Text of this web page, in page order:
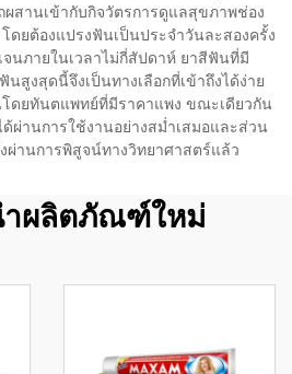
สานเข้ากับกิจวัตรการดูแลสุขภาพช่อง
ดยต้องแปรงฟันเป็นประจำวันละสองครั้ง
นภายในเวลาไม่กี่สัปดาห์ ยาสีฟันที่มี
สูงสุดนี้จึงเป็นทางเลือกที่เข้าถึงได้ง่าย
ดยทันตแพทย์ที่มีราคาแพง ขณะเดียวกัน
ผ่านการใช้งานอย่างสม่ำเสมอและส่วน
านการพิสูจน์ทางวิทยาศาสตร์แล้ว
ผลิตภัณฑ์ใหม่